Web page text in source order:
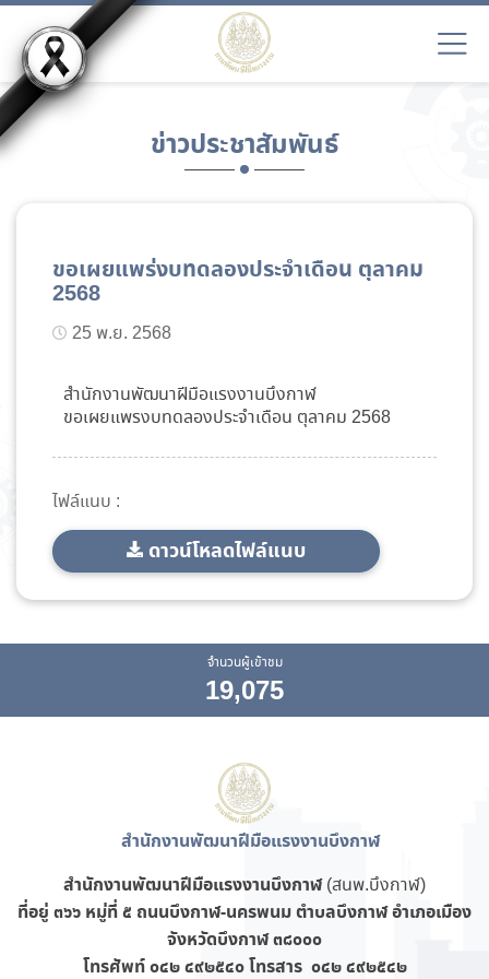
ข่าวประชาสัมพันธ์
ขอเผยแพร่งบทดลองประจำเดือน ตุลาคม
2568
25 พ.ย. 2568
สำนักงานพัฒนาฝีมือแรงงานบึงกาฬ
ขอเผยแพรงบทดลองประจำเดือน ตุลาคม 2568
ไฟล์แนบ :
ดาวน์โหลดไฟล์แนบ
จำนวนผู้เข้าชม
19,075
สำนักงานพัฒนาฝีมือแรงงานบึงกาฬ
สำนักงานพัฒนาฝีมือแรงงานบึงกาฬ(สนพ.บึงกาฬ)
ที่อยู่ ๓๖๖ หมู่ที่ ๕ ถนนบึงกาฬ-นครพนม ตำบลบึงกาฬ อำเภอเมือง
จังหวัดบึงกาฬ ๓๘๐๐๐
โทรศัพท์ ๐๔๒ ๔๙๒๕๔๐ โทรสาร ๐๔๒ ๔๙๒๕๔๒